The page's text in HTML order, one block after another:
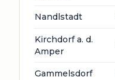
Nandlstadt
Kirchdorf a. d.
Amper
Gammelsdorf